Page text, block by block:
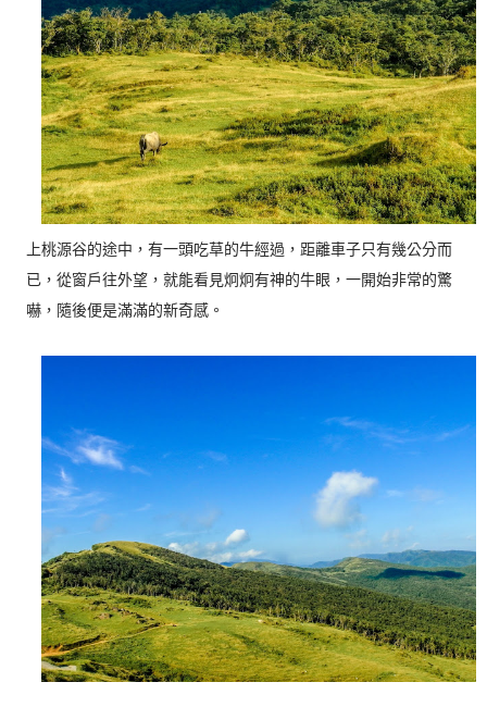
上桃源谷的途中，有一頭吃草的牛經過，距離車子只有幾公分而
已，從窗戶往外望，就能看見炯炯有神的牛眼，一開始非常的驚
嚇，隨後便是滿滿的新奇感。